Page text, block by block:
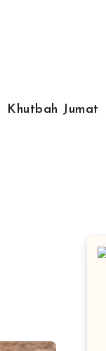
Khutbah Jumat